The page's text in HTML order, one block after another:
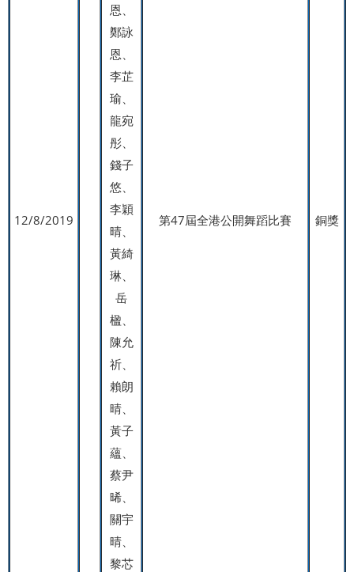
12/8/2019
恩、
鄭詠
恩、
李芷
瑜、
龍宛
彤、
錢子
悠、
李穎
晴、
黃綺
琳、
岳
楹、
陳允
祈、
賴朗
晴、
黃子
蘊、
蔡尹
晞、
關宇
晴、
黎芯
第47屆全港公開舞蹈比賽 銅獎